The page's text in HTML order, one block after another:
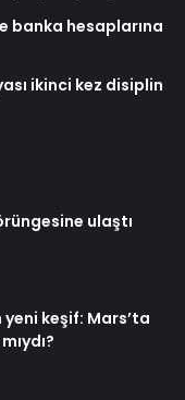
banka hesaplarına
ikinci kez disiplin
ulaştı
keşif: Mars’ta